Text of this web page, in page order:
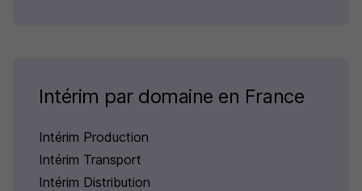
Intérim par domaine en France
Intérim Production
Intérim Transport
Intérim Distribution